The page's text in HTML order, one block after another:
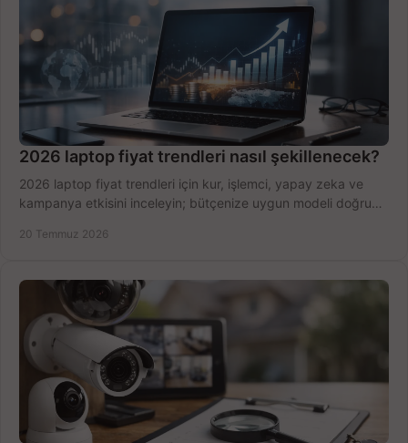
2026 laptop fiyat trendleri nasıl şekillenecek?
2026 laptop fiyat trendleri için kur, işlemci, yapay zeka ve
kampanya etkisini inceleyin; bütçenize uygun modeli doğru
20 Temmuz 2026